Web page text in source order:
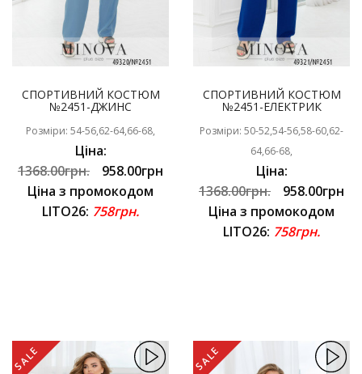
СПОРТИВНИЙ КОСТЮМ
№2451-ДЖИНС
Розміри: 54-56,62-64,66-68,
Ціна:
1368.00грн.
958.00грн
Ціна з промокодом
LITO26: 758грн.
СПОРТИВНИЙ КОСТЮМ
№2451-ЕЛЕКТРИК
Розміри: 50-52,54-56,58-60,62-
64,66-68,
Ціна:
1368.00грн.
958.00грн
Ціна з промокодом
LITO26: 758грн.
SALE SALE